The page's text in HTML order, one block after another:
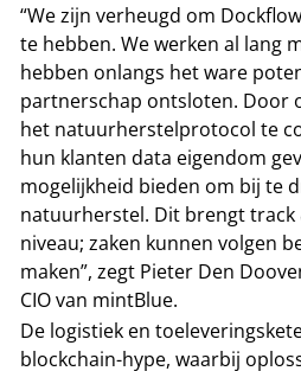
“We zijn verheugd om
te hebben. We werken al lang
hebben onlangs het ware
partnerschap ontsloten. Door
het natuurherstelprotocol te
hun klanten data eigendom
mogelijkheid bieden om bij te
natuurherstel. Dit brengt track
niveau; zaken kunnen volgen
maken”, zegt Pieter Den
CIO van mintBlue.
De logistiek en
blockchain-hype, waarbij